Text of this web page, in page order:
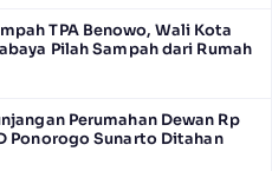
TPA Benowo, Wali Kota
Pilah Sampah dari Rumah
Perumahan Dewan Rp
Ponorogo Sunarto Ditahan